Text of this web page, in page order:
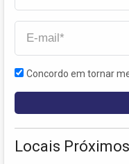
Concordo em tornar
Locais